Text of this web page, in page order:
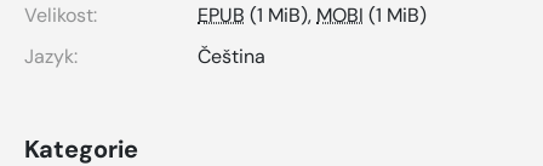
Velikost:
EPUB (1 MiB), MOBI (1 MiB)
Jazyk:
Čeština
Kategorie